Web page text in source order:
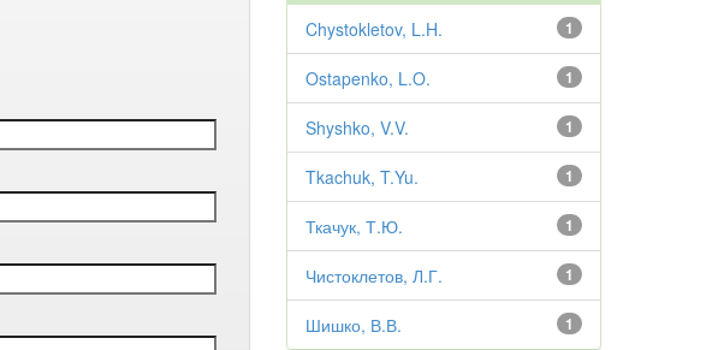
1
Chystokletov, L.H.
1
Ostapenko, L.O.
1
Shyshko, V.V.
1
Tkachuk, T.Yu.
1
Ткачук, Т.Ю.
1
Чистоклетов, Л.Г.
1
Шишко, В.В.